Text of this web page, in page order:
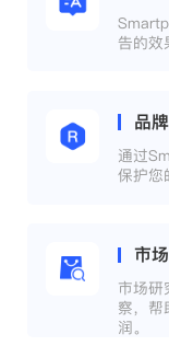
告的效
品
通过
保护您
市
市场研
察，帮
润。